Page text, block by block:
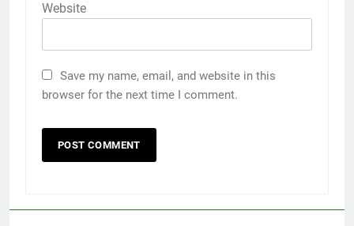
Website
Save my name, email, and website in this
browser for the next time I comment.